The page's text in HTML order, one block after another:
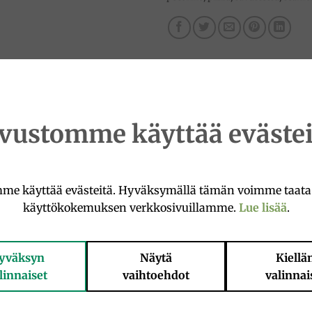
juusto, jonka juuret ovat Campanian, Abruzzon,
Add to
wishlist
Ale!
Add
käyttää
käyttää evästeitä. Hyväksymällä tämän voimme
käyttökokemuksen verkkosivuillamme. Lue lisää.
Näytä
vaihtoehdot